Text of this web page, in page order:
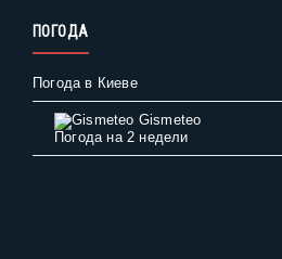
ПОГОДА
Погода в Киеве
Gismeteo
Погода на 2 недели